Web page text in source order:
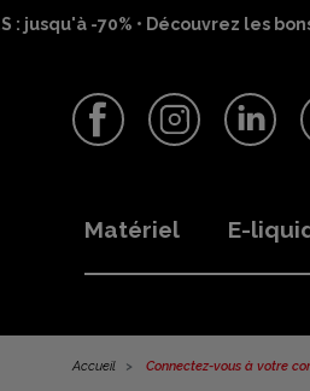
: jusqu'à -70% • Découvrez les
Matériel E-
Accueil Connectez-vous à votre